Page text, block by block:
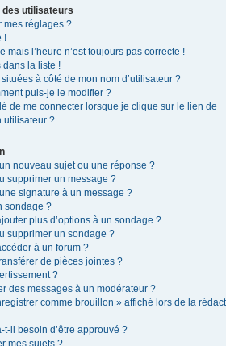
des utilisateurs
mes réglages ?
!
mais l’heure n’est toujours pas correcte !
dans la liste !
à côté de mon nom d’utilisateur ?
puis-je le modifier ?
de me connecter lorsque je clique sur le lien de
utilisateur ?
nouveau sujet ou une réponse ?
supprimer un message ?
signature à un message ?
sondage ?
plus d’options à un sondage ?
supprimer un sondage ?
à un forum ?
de pièces jointes ?
?
des messages à un modérateur ?
comme brouillon » affiché lors de la
il besoin d’être approuvé ?
mes sujets ?